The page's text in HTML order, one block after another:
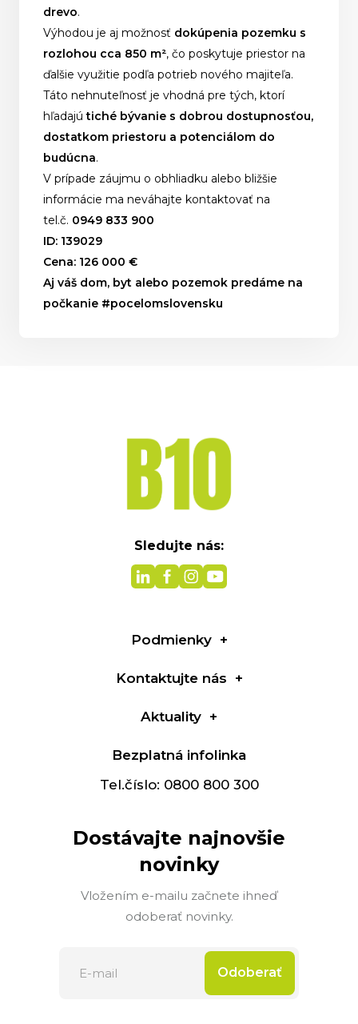
drevo.
Výhodou je aj možnosť dokúpenia pozemku s
rozlohou cca 850 m², čo poskytuje priestor na
ďalšie využitie podľa potrieb nového majiteľa.
Táto nehnuteľnosť je vhodná pre tých, ktorí
hľadajútiché bývanie s dobrou dostupnosťou,
dostatkom priestoru a potenciálom do
budúcna.
V prípade záujmu o obhliadku alebo bližšie
informácie ma neváhajte kontaktovať na
tel.č. 0949 833 900
ID: 139029
Cena: 126 000 €
Aj váš dom, byt alebo pozemok predáme na
počkanie #pocelomslovensku
Sledujte nás:
Podmienky
Kontaktujte nás
Aktuality
Bezplatná infolinka
Tel.číslo: 0800 800 300
Dostávajte najnovšie
novinky
Vložením e-mailu začnete ihneď
odoberať novinky.
Odoberať